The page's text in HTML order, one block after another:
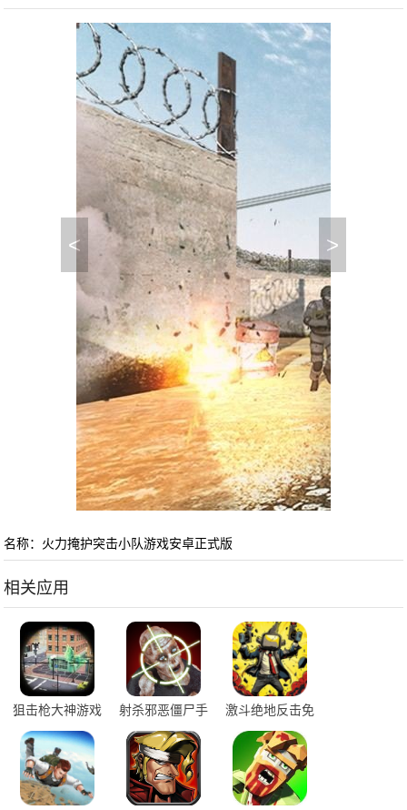
< >
名称：火力掩护突击小队游戏安卓正式版
相关应用
狙击枪大神游戏
射杀邪恶僵尸手
游最新版
激斗绝地反击免
广告版